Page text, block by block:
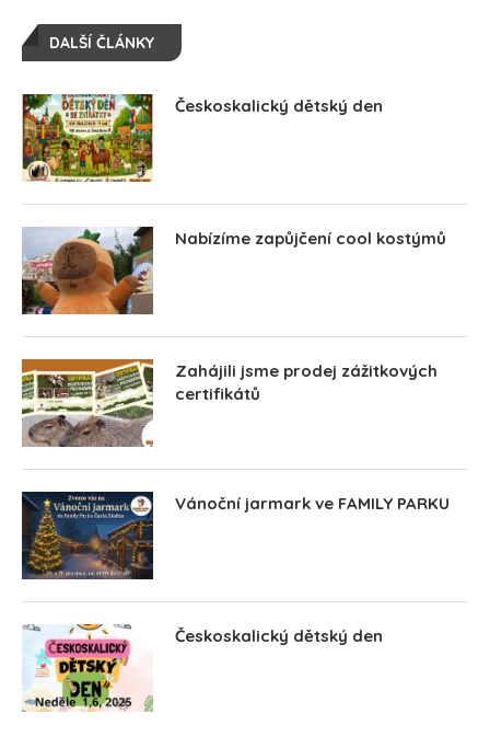
DALŠÍ ČLÁNKY
Českoskalický dětský den
Nabízíme zapůjčení cool kostýmů
Zahájili jsme prodej zážitkových
certifikátů
Vánoční jarmark ve FAMILY PARKU
Českoskalický dětský den